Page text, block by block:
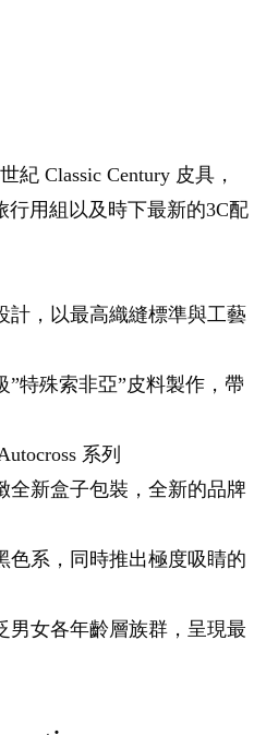
紀 Classic Century 皮具，
行用組以及時下最新的3C配
計，以最高織縫標準與工藝
”特殊索非亞”皮料製作，帶
系列
全新盒子包裝，全新的品牌
色系，同時推出極度吸睛的
男女各年齡層族群，呈現最